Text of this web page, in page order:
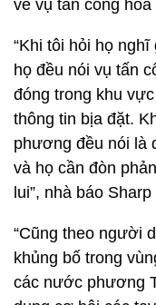
về vụ tấn công hóa
“Khi tôi hỏi họ
họ đều nói vụ tấn
đóng trong khu
thông tin bịa đặt.
phương đều nói là
và họ cần đòn
lui”, nhà báo
“Cũng theo người
khủng bố trong
các nước phương